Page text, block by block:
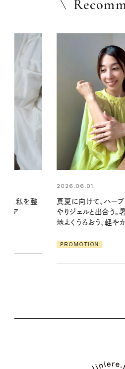
が香るひん
い季節に心
2026.06.01
お出かけ前のひと手間
の一日。汗ばむ季節を
に過ごす私の新習慣
PROMOTION